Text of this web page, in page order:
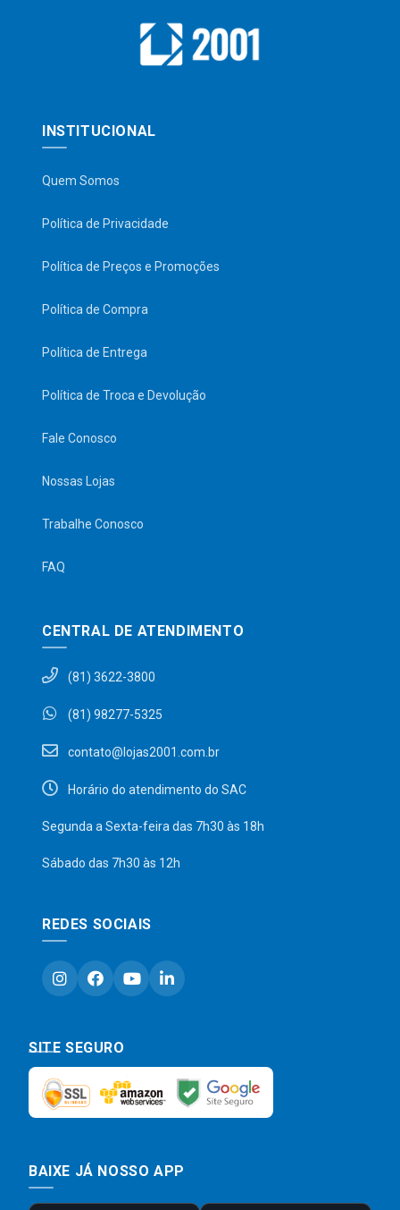
INSTITUCIONAL
Quem Somos
Política de Privacidade
Política de Preços e Promoções
Política de Compra
Política de Entrega
Política de Troca e Devolução
Fale Conosco
Nossas Lojas
Trabalhe Conosco
FAQ
CENTRAL DE ATENDIMENTO
(81) 3622-3800
(81) 98277-5325
contato@lojas2001.com.br
Horário do atendimento do SAC
Segunda a Sexta-feira das 7h30 às 18h
Sábado das 7h30 às 12h
REDES SOCIAIS
SITE SEGURO
BAIXE JÁ NOSSO APP